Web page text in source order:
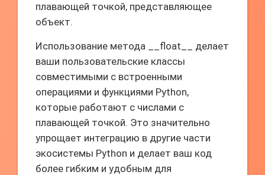
плавающей точкой, представляющее
объект.
Использование метода __float__ делает
ваши пользовательские классы
совместимыми с встроенными
операциями и функциями Python,
которые работают с числами с
плавающей точкой. Это значительно
упрощает интеграцию в другие части
экосистемы Python и делает ваш код
более гибким и удобным для